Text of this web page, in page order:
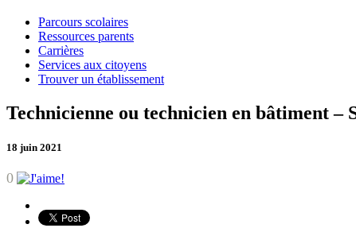
Parcours scolaires
Ressources parents
Carrières
Services aux citoyens
Trouver un établissement
Technicienne ou technicien en bâtiment –
18 juin 2021
0